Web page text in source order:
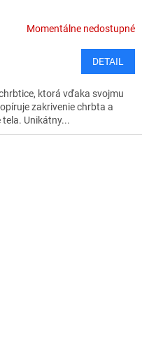
Momentálne nedostupné
DETAIL
ktorá vďaka svojmu
zakrivenie chrbta a
Unikátny...